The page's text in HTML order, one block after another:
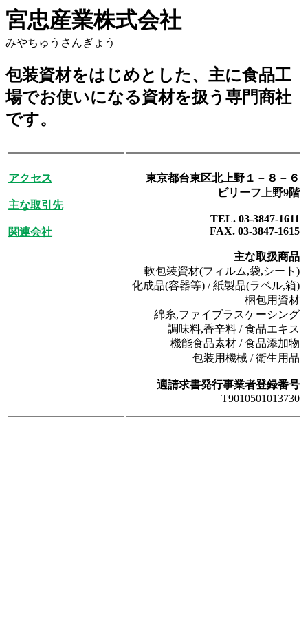
宮忠産業株式会社
みやちゅうさんぎょう
包装資材をはじめとした、主に食品工
場でお使いになる資材を扱う専門商社
です。
アクセス
主な取引先
関連会社
東京都台東区北上野１－８－６
ビリーフ上野9階
TEL. 03-3847-1611
FAX. 03-3847-1615
主な取扱商品
軟包装資材(フィルム,袋,シート)
化成品(容器等) / 紙製品(ラベル,箱)
梱包用資材
綿糸,ファイブラスケーシング
調味料,香辛料 / 食品エキス
機能食品素材 / 食品添加物
包装用機械 / 衛生用品
適請求書発行事業者登録番号
T9010501013730